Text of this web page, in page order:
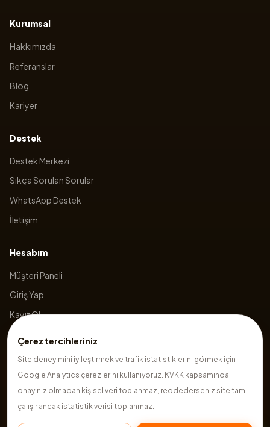
Çerez tercihleriniz
Site deneyimini iyileştirmek ve trafik istatistiklerini görmek için
Google Analytics çerezlerini kullanıyoruz. KVKK kapsamında
onayınız olmadan kişisel veri toplanmaz, reddederseniz site tam
çalışır ancak istatistik verisi toplanmaz.
Kurumsal
Hakkımızda
Referanslar
Blog
Kariyer
Destek
Destek Merkezi
Sıkça Sorulan Sorular
WhatsApp Destek
İletişim
Hesabım
Müşteri Paneli
Giriş Yap
Kayıt Ol
2026 Hazırsite. Tüm hakları saklıdır.